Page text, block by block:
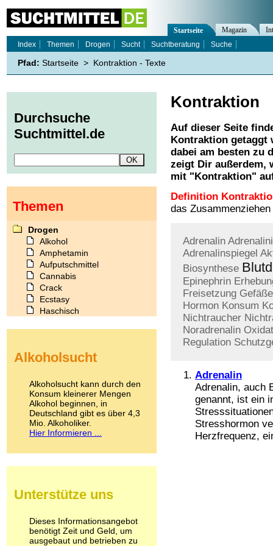
Kontraktion
Auf dieser Seite
Kontraktion getaggt
dabei am besten zu
zeigt Dir außerdem,
mit " Kontraktion"
Definition
das
Adrenalin
Adrenalinspiegel
Biosynthese
Epinephrin
Freisetzung Gefäße
Hormon Konsum
Nichtraucher
Noradrenalin
Regulation
Adrenalin
Adrenalin, auch
genannt, ist ein
Stresshormon
Herzfrequenz,
Startseite Magazin
Index
Themen Drogen Sucht Suchtberatung Suche
Pfad: Startseite > Kontraktion - Texte
Durchsuche
Suchtmittel.de
Themen
Drogen
Alkohol
Amphetamin
Aufputschmittel
Cannabis
Crack
Ecstasy
Haschisch
Kokain
LSD
Marihuana
Medikamente
Meskalin
Metamphetamin
Methadon
Pilze
Psychopharmaka
Schlafmittel
Schmerzmittel
Alkoholsucht
Alkoholsucht kann durch den
Konsum kleinerer Mengen
Alkohol beginnen, in
Deutschland gibt es über 4,3
Mio. Alkoholiker.
Hier Informieren ...
Unterstütze uns
Dieses Informationsangebot
benötigt Zeit und Geld, um
ausgebaut und betrieben zu